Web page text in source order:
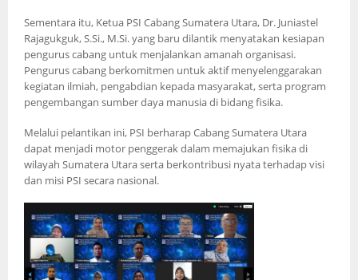
Sementara itu, Ketua PSI Cabang Sumatera Utara, Dr. Juniastel
Rajagukguk, S.Si., M.Si. yang baru dilantik menyatakan kesiapan
pengurus cabang untuk menjalankan amanah organisasi.
Pengurus cabang berkomitmen untuk aktif menyelenggarakan
kegiatan ilmiah, pengabdian kepada masyarakat, serta program
pengembangan sumber daya manusia di bidang fisika.
Melalui pelantikan ini, PSI berharap Cabang Sumatera Utara
dapat menjadi motor penggerak dalam memajukan fisika di
wilayah Sumatera Utara serta berkontribusi nyata terhadap visi
dan misi PSI secara nasional.